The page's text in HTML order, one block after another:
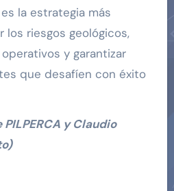
la estrategia más
los riesgos geológicos,
y garantizar
que desafíen con éxito
y Claudio